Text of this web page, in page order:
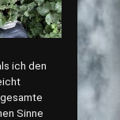
ich den
Sinne